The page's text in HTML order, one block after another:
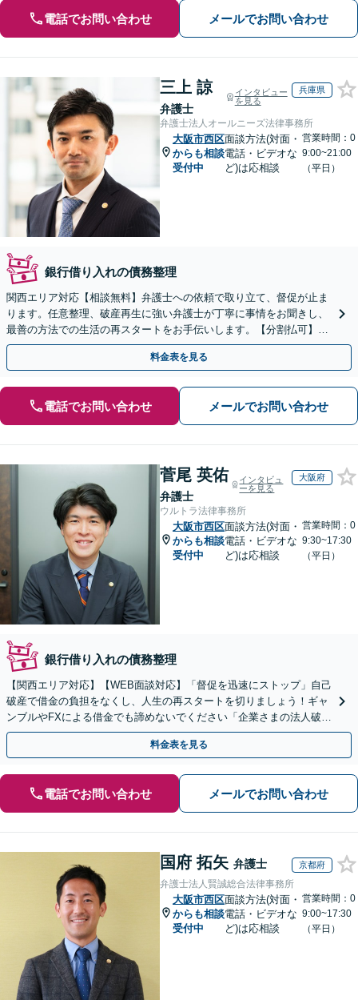
電話でお問い合わせ メールでお問い合わせ
三上 諒
弁護士
インタビュー
を見る
兵庫県
弁護士法人オールニーズ法律事務所
大阪市西区
からも相談
受付中
面談方法(対面・
電話・ビデオな
ど)は応相談
営業時間：0
9:00~21:00
（平日）
銀行借り入れの債務整理
関西エリア対応【相談無料】弁護士への依頼で取り立て、督促が止ま
ります。任意整理、破産再生に強い弁護士が丁寧に事情をお聞きし、
最善の方法での生活の再スタートをお手伝いします。【分割払可】
【夜間休日対応可】【完全個室】
料金表を見る
電話でお問い合わせ メールでお問い合わせ
菅尾 英佑
弁護士
インタビュ
ーを見る
大阪府
ウルトラ法律事務所
大阪市西区
からも相談
受付中
面談方法(対面・
電話・ビデオな
ど)は応相談
営業時間：0
9:30~17:30
（平日）
銀行借り入れの債務整理
【関西エリア対応】【WEB面談対応】「督促を迅速にストップ」自己
破産で借金の負担をなくし、人生の再スタートを切りましょう！ギャ
ンブルやFXによる借金でも諦めないでください「企業さまの法人破産
をサポート」【休日・夜間相談可】
料金表を見る
電話でお問い合わせ メールでお問い合わせ
国府 拓矢 弁護士 京都府
弁護士法人賢誠総合法律事務所
大阪市西区
からも相談
受付中
面談方法(対面・
電話・ビデオな
ど)は応相談
営業時間：0
9:00~17:30
（平日）